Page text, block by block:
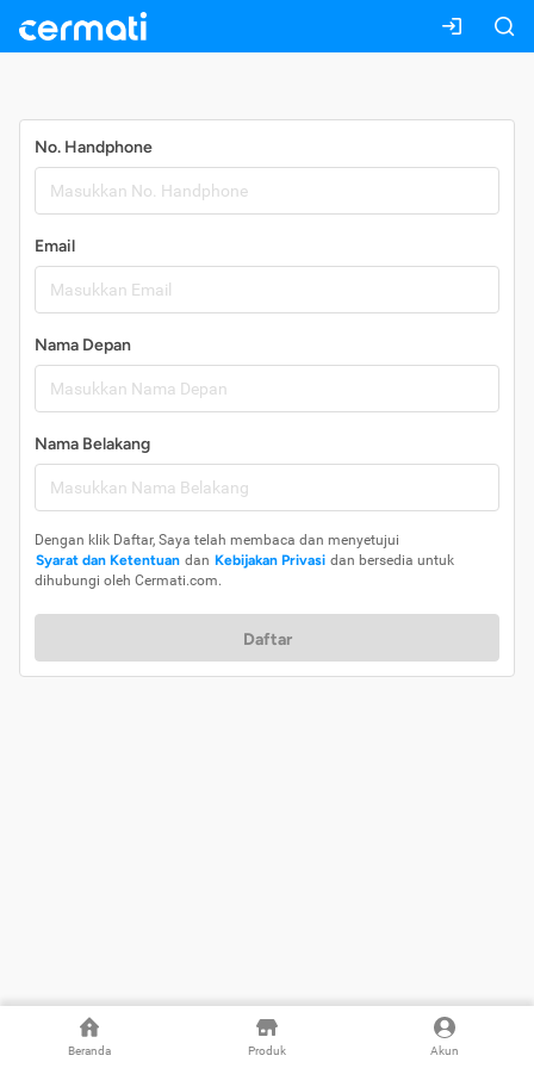
Beranda Produk Akun
No. Handphone
Email
Nama Depan
Nama Belakang
Dengan klik Daftar, Saya telah membaca dan menyetujui
Syarat dan Ketentuan dan Kebijakan Privasi dan bersedia untuk
dihubungi oleh Cermati.com.
Daftar